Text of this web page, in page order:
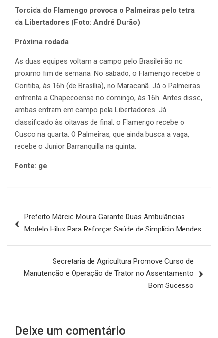
Torcida do Flamengo provoca o Palmeiras pelo tetra
da Libertadores (Foto: André Durão)
Próxima rodada
As duas equipes voltam a campo pelo Brasileirão no
próximo fim de semana. No sábado, o Flamengo recebe o
Coritiba, às 16h (de Brasília), no Maracanã. Já o Palmeiras
enfrenta a Chapecoense no domingo, às 16h. Antes disso,
ambas entram em campo pela Libertadores. Já
classificado às oitavas de final, o Flamengo recebe o
Cusco na quarta. O Palmeiras, que ainda busca a vaga,
recebe o Junior Barranquilla na quinta.
Fonte: ge
de
Prefeito Márcio Moura Garante Duas Ambulâncias
Modelo Hilux Para Reforçar Saúde de Simplício Mendes
Secretaria de Agricultura Promove Curso de
Manutenção e Operação de Trator no Assentamento
Bom Sucesso
Deixe um comentário